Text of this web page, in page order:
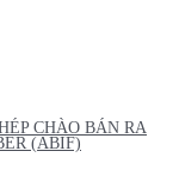
CHÀO BÁN RA
(ABIF)